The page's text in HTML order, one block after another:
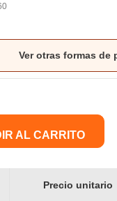
Ver otras formas de
AL CARRITO
Precio unitario